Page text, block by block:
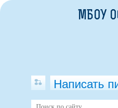
МБОУ
Написать